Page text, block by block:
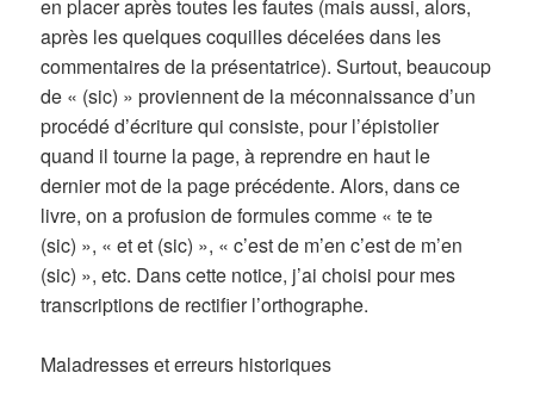
en placer après toutes les fautes (mais aussi, alors,
après les quelques coquilles décelées dans les
commentaires de la présentatrice). Surtout, beaucoup
de « (sic) » proviennent de la méconnaissance d’un
procédé d’écriture qui consiste, pour l’épistolier
quand il tourne la page, à reprendre en haut le
dernier mot de la page précédente. Alors, dans ce
livre, on a profusion de formules comme « te te
(sic) », « et et (sic) », « c’est de m’en c’est de m’en
(sic) », etc. Dans cette notice, j’ai choisi pour mes
transcriptions de rectifier l’orthographe.
Maladresses et erreurs historiques